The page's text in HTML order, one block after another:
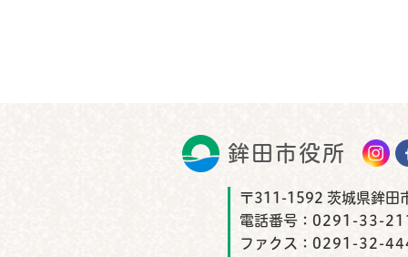
鉾田市役所
〒311-1592 茨城県鉾田
電話番号： 0291-33-
ファクス： 0291-32-